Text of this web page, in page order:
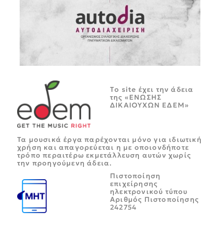
Tο site έχει την άδεια
της «ΕΝΩΣΗΣ
ΔΙΚΑΙΟΥΧΩΝ ΕΔΕΜ»
Τα μουσικά έργα παρέχονται μόνο για ιδιωτική
χρήση και απαγορεύεται η με οποιονδήποτε
τρόπο περαιτέρω εκμετάλλευση αυτών χωρίς
την προηγούμενη άδεια.
Πιστοποίηση
επιχείρησης
ηλεκτρονικού τύπου
Αριθμός Πιστοποίησης
242754